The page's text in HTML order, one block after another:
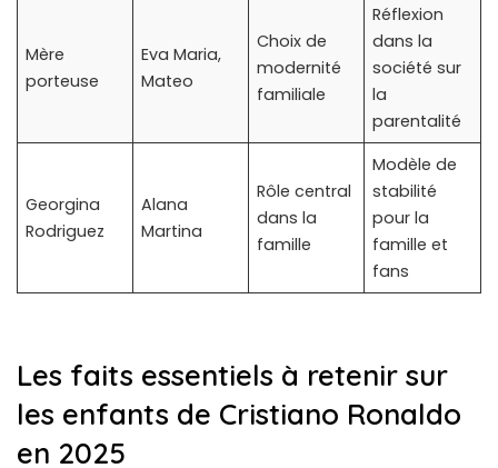
Mère
porteuse
Eva Maria,
Mateo
Choix de
modernité
familiale
Réflexion
dans la
société sur
la
parentalité
Georgina
Rodriguez
Alana
Martina
Rôle central
dans la
famille
Modèle de
stabilité
pour la
famille et
fans
Les faits essentiels à retenir sur
les enfants de Cristiano Ronaldo
en 2025